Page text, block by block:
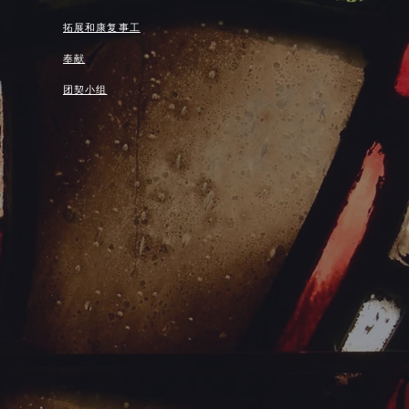
拓展和康复事工
奉献
团契小组